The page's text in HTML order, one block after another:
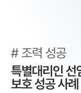
조력 성공
특별대리인 선
보호 성공 사례